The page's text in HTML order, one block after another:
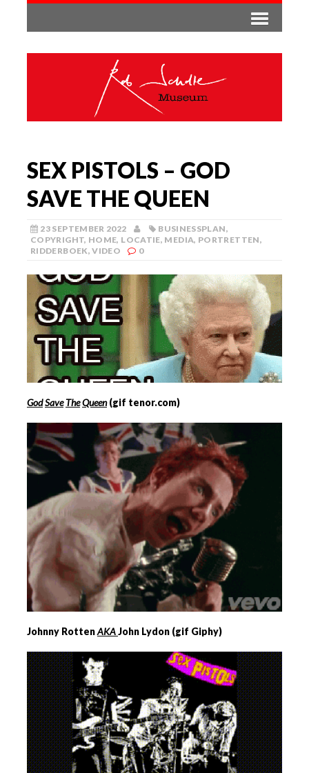
SEX PISTOLS – GOD
SAVE THE QUEEN
23 SEPTEMBER 2022 BUSINESSPLAN,
COPYRIGHT, HOME, LOCATIE, MEDIA, PORTRETTEN,
RIDDERBOEK,VIDEO 0
GodSaveTheQueen(gif tenor.com)
Johnny RottenAKAJohn Lydon (gif Giphy)